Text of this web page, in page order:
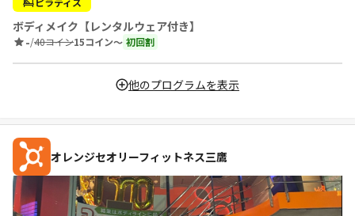
ボディメイク【レンタルウェア付き】
-/40コイン15コイン〜 初回割
他のプログラムを表示
オレンジセオリーフィットネス三鷹